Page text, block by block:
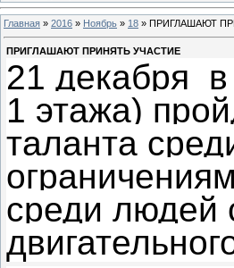
Главная » 2016 » Ноябрь » 18 » ПРИГЛАШАЮТ
ПРИГЛАШАЮТ ПРИНЯТЬ УЧАСТИЕ
21 декабря
1 этажа)
таланта
среди людей